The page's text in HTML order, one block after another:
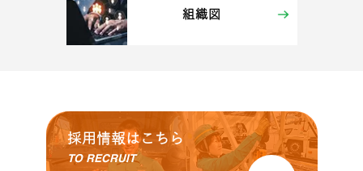
組織図
採用情報はこちら
TO RECRUIT